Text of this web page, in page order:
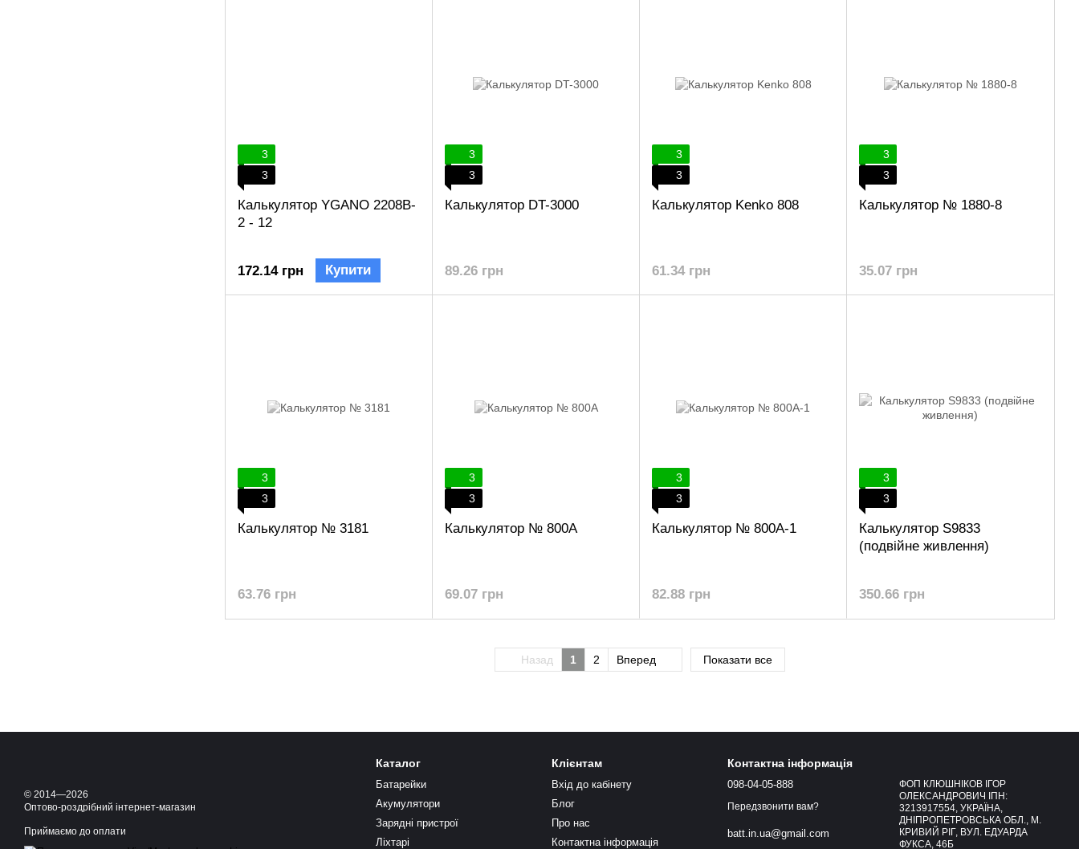
3
3
Калькулятор YGANO 2208B-
2 - 12
172.14 грн Купити
3
3
Калькулятор DT-3000
89.26 грн
3
3
Калькулятор Kenko 808
61.34 грн
3
3
Калькулятор № 1880-8
35.07 грн
3
3
Калькулятор № 3181
63.76 грн
3
3
Калькулятор № 800A
69.07 грн
3
3
Калькулятор № 800A-1
82.88 грн
3
3
Калькулятор S9833
(подвійне живлення)
350.66 грн
Назад 1 2 Вперед Показати все
© 2014—2026
Оптово-роздрібний інтернет-магазин
Приймаємо до оплати
Каталог
Батарейки
Акумулятори
Зарядні пристрої
Ліхтарі
Клієнтам
Вхід до кабінету
Блог
Про нас
Контактна інформація
Контактна інформація
098-04-05-888
Передзвонити вам?
batt.in.ua@gmail.com
ФОП КЛЮШНІКОВ ІГОР
ОЛЕКСАНДРОВИЧ ІПН:
3213917554, УКРАЇНА,
ДНІПРОПЕТРОВСЬКА ОБЛ., М.
КРИВИЙ РІГ, ВУЛ. ЕДУАРДА
ФУКСА, 46Б